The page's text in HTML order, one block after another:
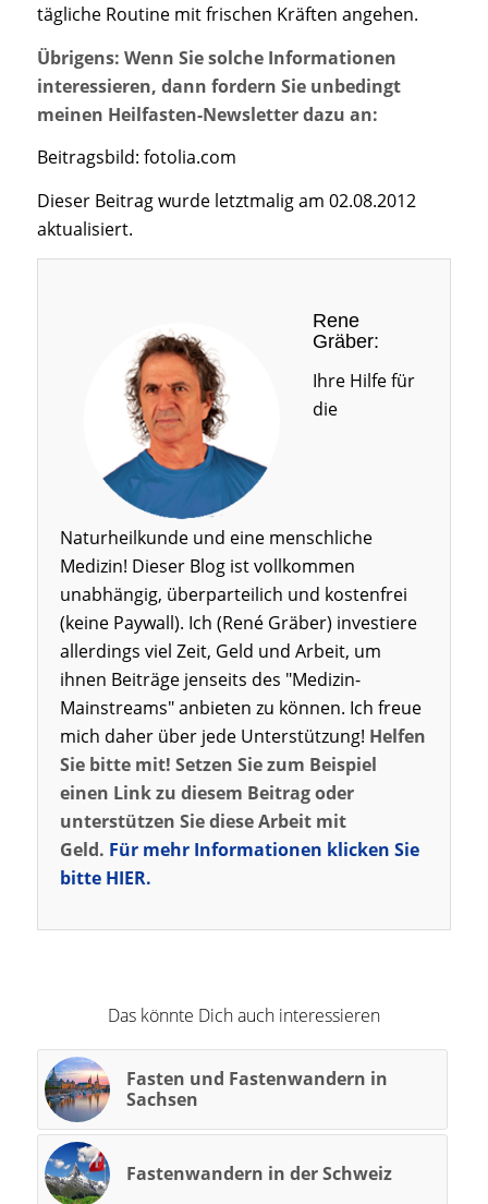
tägliche Routine mit frischen Kräften angehen.
Übrigens: Wenn Sie solche Informationen
interessieren, dann fordern Sie unbedingt
meinen Heilfasten-Newsletter dazu an:
Beitragsbild: fotolia.com
Dieser Beitrag wurde letztmalig am 02.08.2012
aktualisiert.
Rene
Gräber:
Ihre Hilfe für
die
Naturheilkunde und eine menschliche
Medizin! Dieser Blog ist vollkommen
unabhängig, überparteilich und kostenfrei
(keine Paywall). Ich (René Gräber) investiere
allerdings viel Zeit, Geld und Arbeit, um
ihnen Beiträge jenseits des "Medizin-
Mainstreams" anbieten zu können. Ich freue
mich daher über jede Unterstützung! Helfen
Sie bitte mit! Setzen Sie zum Beispiel
einen Link zu diesem Beitrag oder
unterstützen Sie diese Arbeit mit
Geld. Für mehr Informationen klicken Sie
bitte HIER.
Das könnte Dich auch interessieren
Fasten und Fastenwandern in
Sachsen
Fastenwandern in der Schweiz